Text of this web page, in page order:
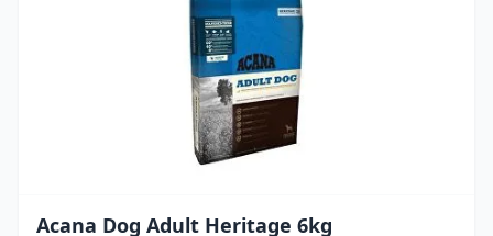
Acana Dog Adult Heritage 6kg